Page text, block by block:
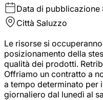
Data di pubblicazione
Città Saluzzo
Le risorse si
posizionamento della
qualità dei prodotti.
Offriamo un contratto a
a tempo determinato per
giornaliero dal lunedì al